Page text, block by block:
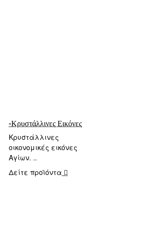
-Κρυστάλλινες Εικόνες
Κρυστάλλινες
οικονομικές εικόνες
Αγίων. ..
Δείτε προϊόντα